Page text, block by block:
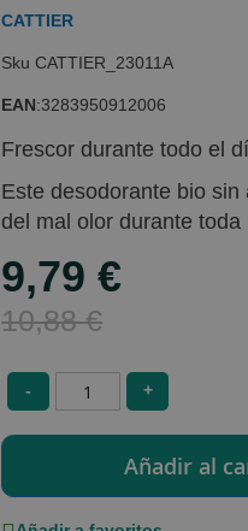
CATTIER
CATTIER_23011A
EAN:3283950912006
Frescor durante todo el
Este desodorante bio
del mal olor durante
Special
Price
9,79 €
10,88 €
- +